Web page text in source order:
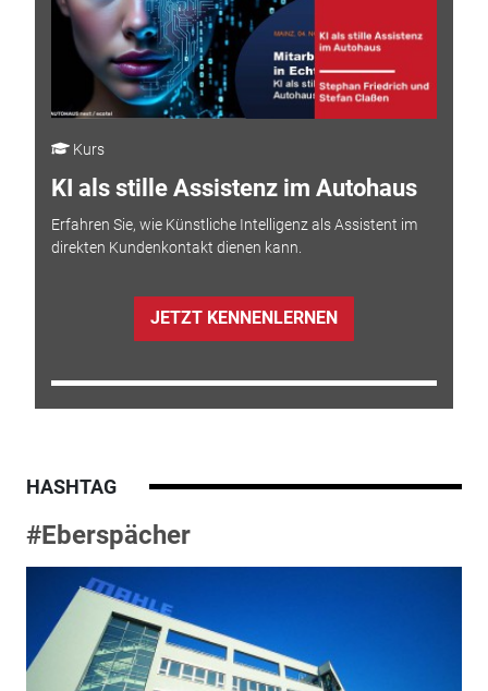
Kurs
KI als stille Assistenz im Autohaus
Erfahren Sie, wie Künstliche Intelligenz als Assistent im
direkten Kundenkontakt dienen kann.
JETZT KENNENLERNEN
HASHTAG
#Eberspächer